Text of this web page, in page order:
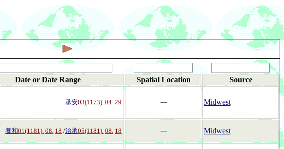
Date or Date Range Spatial Location Source
承安03(1173). 04. 29 ― Midwest
養和01(1181). 08. 18 /治承05(1181). 08. 18 ― Midwest